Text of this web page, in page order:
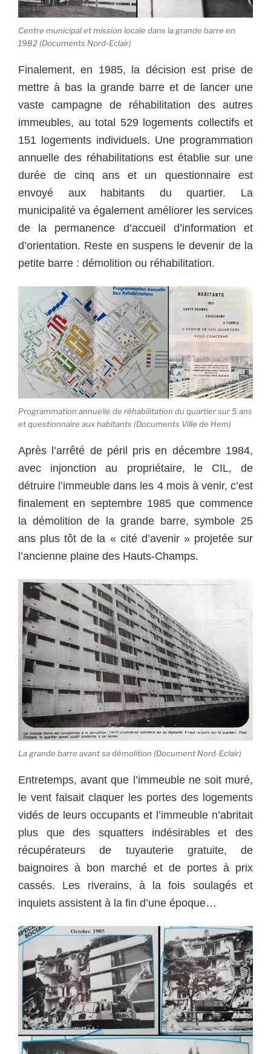
Centre municipal et mission locale dans la grande barre en
1982 (Documents Nord-Eclair)
Finalement, en 1985, la décision est prise de
mettre à bas la grande barre et de lancer une
vaste campagne de réhabilitation des autres
immeubles, au total 529 logements collectifs et
151 logements individuels. Une programmation
annuelle des réhabilitations est établie sur une
durée de cinq ans et un questionnaire est
envoyé aux habitants du quartier. La
municipalité va également améliorer les services
de la permanence d’accueil d’information et
d’orientation. Reste en suspens le devenir de la
petite barre : démolition ou réhabilitation.
Programmation annuelle de réhabilitation du quartier sur 5 ans
et questionnaire aux habitants (Documents Ville de Hem)
Après l’arrêté de péril pris en décembre 1984,
avec injonction au propriétaire, le CIL, de
détruire l’immeuble dans les 4 mois à venir, c’est
finalement en septembre 1985 que commence
la démolition de la grande barre, symbole 25
ans plus tôt de la « cité d’avenir » projetée sur
l’ancienne plaine des Hauts-Champs.
La grande barre avant sa démolition (Document Nord-Eclair)
Entretemps, avant que l’immeuble ne soit muré,
le vent faisait claquer les portes des logements
vidés de leurs occupants et l’immeuble n’abritait
plus que des squatters indésirables et des
récupérateurs de tuyauterie gratuite, de
baignoires à bon marché et de portes à prix
cassés. Les riverains, à la fois soulagés et
inquiets assistent à la fin d’une époque…